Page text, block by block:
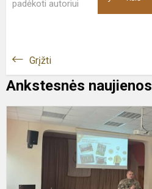
padėkoti autoriui
Grįžti
Ankstesnės naujienos